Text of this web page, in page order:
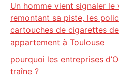
Un homme vient signaler
remontant sa piste, les
cartouches de cigarettes
appartement à Toulouse
pourquoi les entreprises
traîne ?